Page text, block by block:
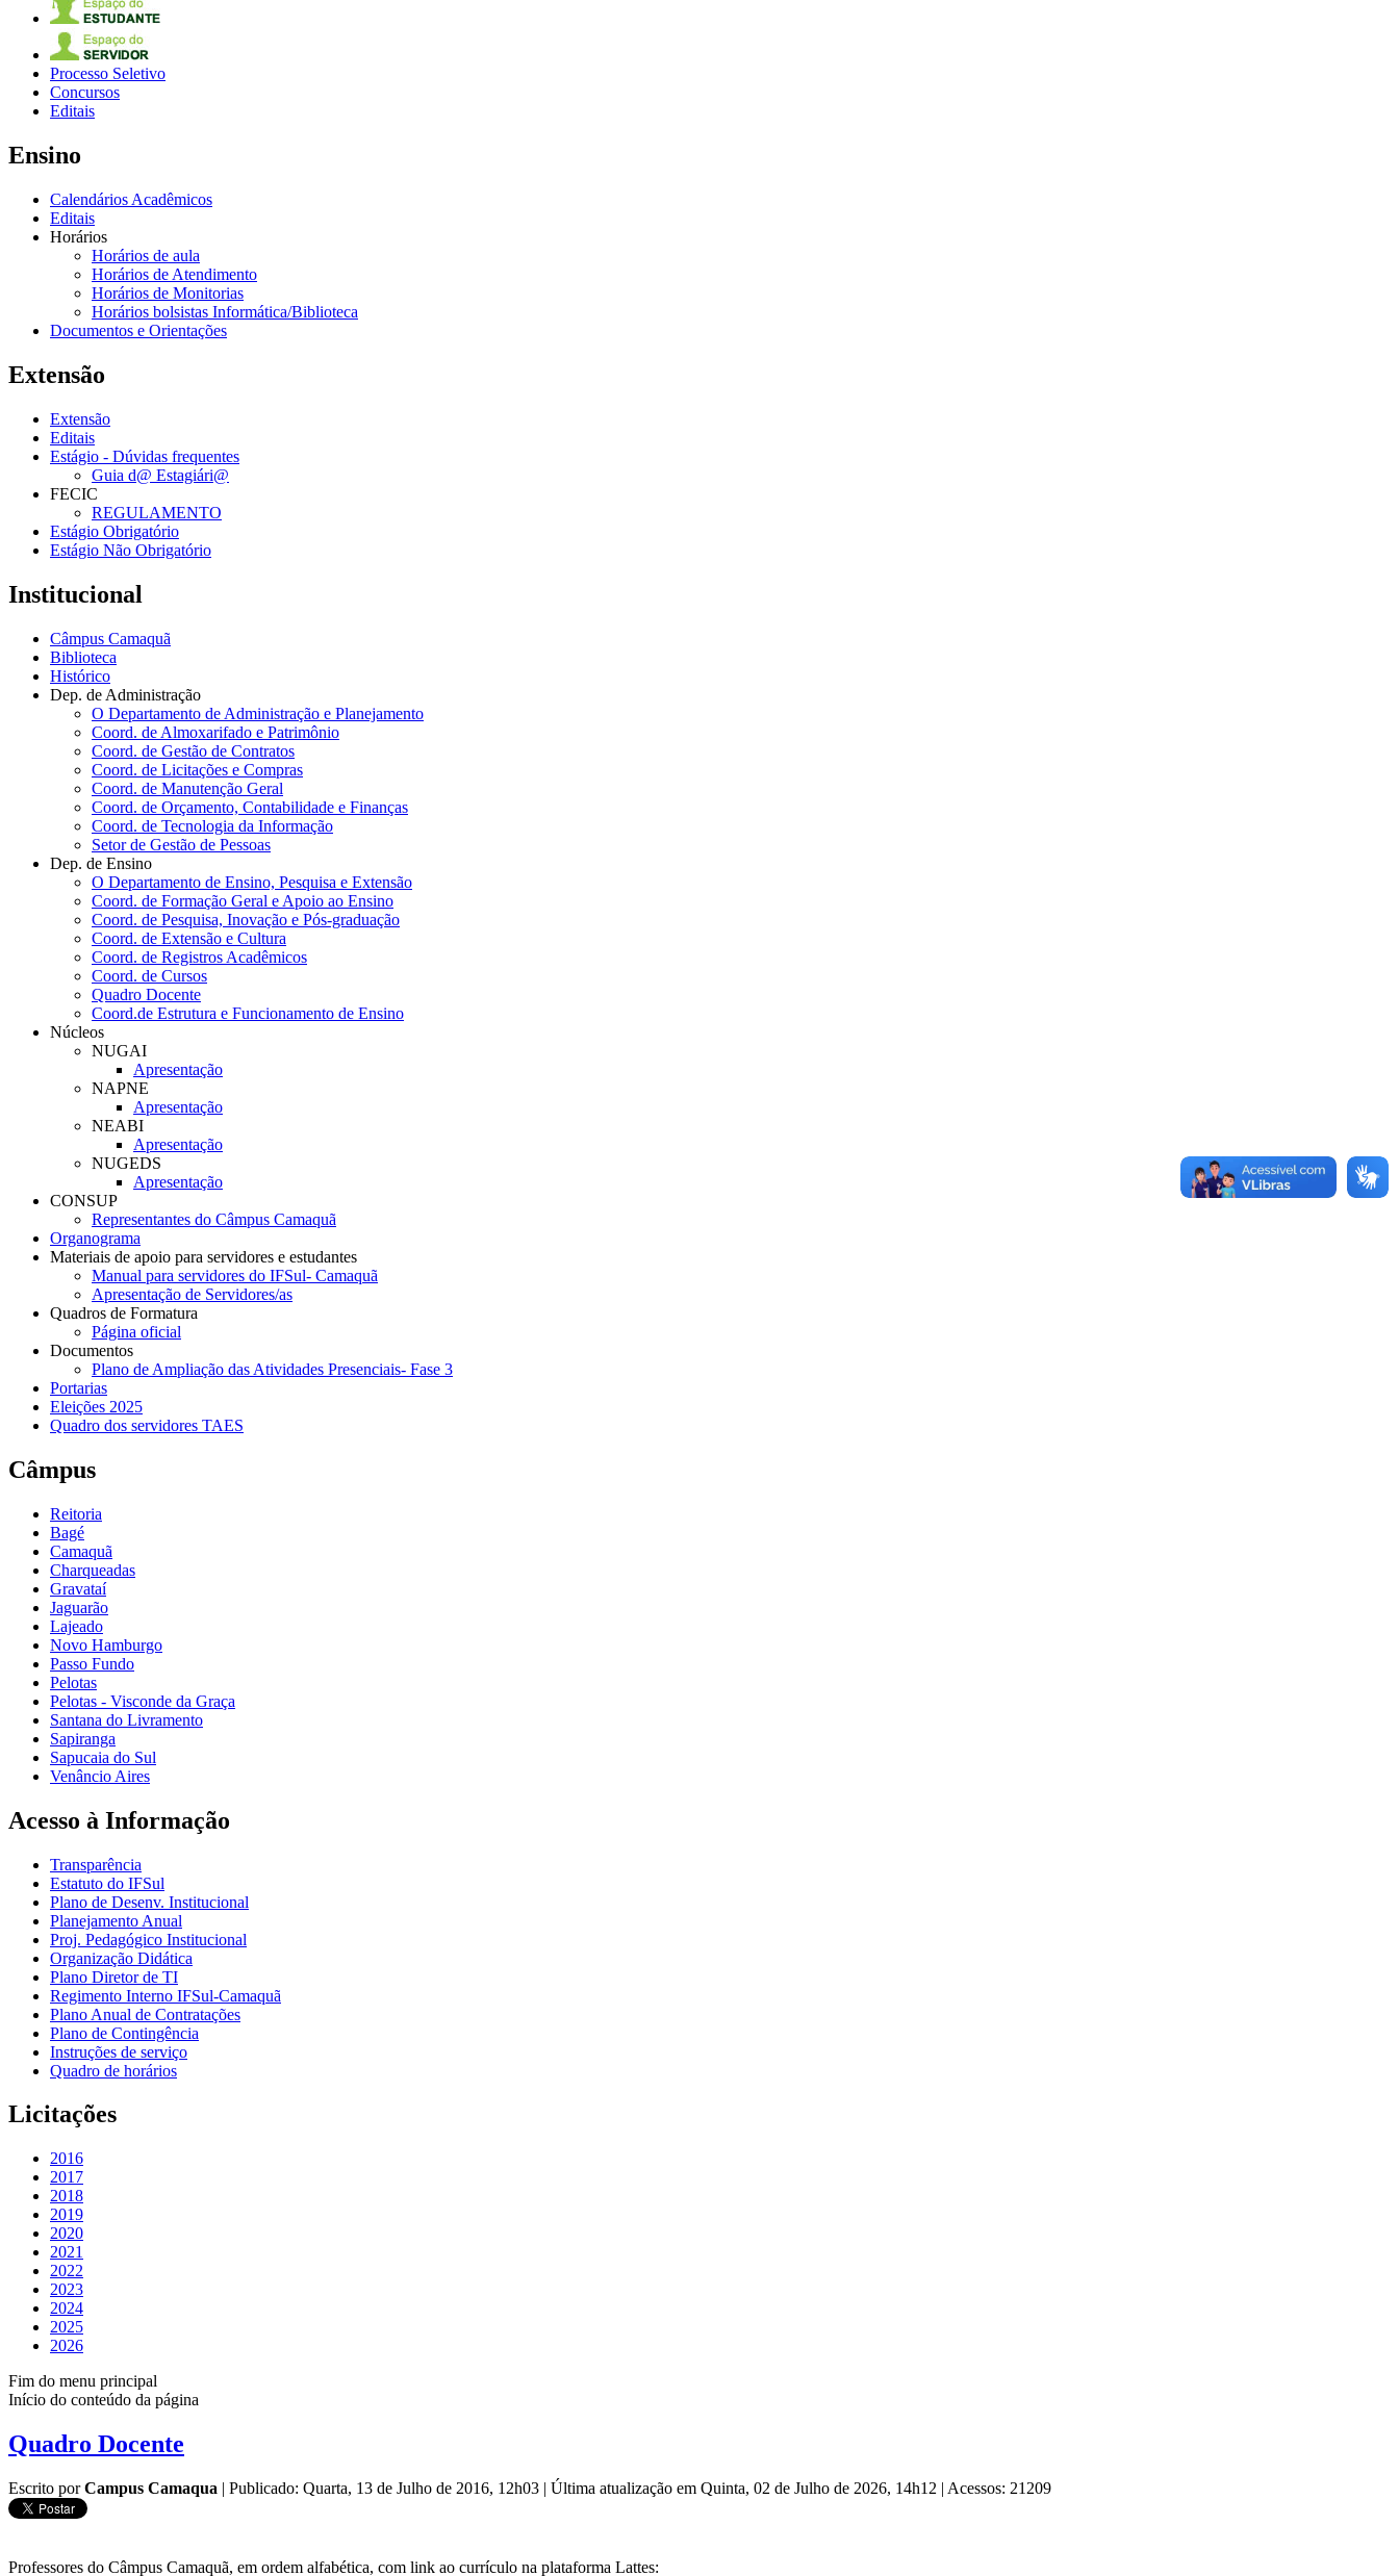
Processo Seletivo
Concursos
Editais
Ensino
Calendários Acadêmicos
Editais
Horários
Horários de aula
Horários de Atendimento
Horários de Monitorias
Horários bolsistas Informática/Biblioteca
Documentos e Orientações
Extensão
Extensão
Editais
Estágio - Dúvidas frequentes
Guia d@ Estagiári@
FECIC
REGULAMENTO
Estágio Obrigatório
Estágio Não Obrigatório
Institucional
Câmpus Camaquã
Biblioteca
Histórico
Dep. de Administração
O Departamento de Administração e Planejamento
Coord. de Almoxarifado e Patrimônio
Coord. de Gestão de Contratos
Coord. de Licitações e Compras
Coord. de Manutenção Geral
Coord. de Orçamento, Contabilidade e Finanças
Coord. de Tecnologia da Informação
Setor de Gestão de Pessoas
Dep. de Ensino
O Departamento de Ensino, Pesquisa e Extensão
Coord. de Formação Geral e Apoio ao Ensino
Coord. de Pesquisa, Inovação e Pós-graduação
Coord. de Extensão e Cultura
Coord. de Registros Acadêmicos
Coord. de Cursos
Quadro Docente
Coord.de Estrutura e Funcionamento de Ensino
Núcleos
NUGAI
Apresentação
NAPNE
Apresentação
NEABI
Apresentação
NUGEDS
Apresentação
CONSUP
Representantes do Câmpus Camaquã
Organograma
Materiais de apoio para servidores e estudantes
Manual para servidores do IFSul- Camaquã
Apresentação de Servidores/as
Quadros de Formatura
Página oficial
Documentos
Plano de Ampliação das Atividades Presenciais- Fase 3
Portarias
Eleições 2025
Quadro dos servidores TAES
Câmpus
Reitoria
Bagé
Camaquã
Charqueadas
Gravataí
Jaguarão
Lajeado
Novo Hamburgo
Passo Fundo
Pelotas
Pelotas - Visconde da Graça
Santana do Livramento
Sapiranga
Sapucaia do Sul
Venâncio Aires
Acesso à Informação
Transparência
Estatuto do IFSul
Plano de Desenv. Institucional
Planejamento Anual
Proj. Pedagógico Institucional
Organização Didática
Plano Diretor de TI
Regimento Interno IFSul-Camaquã
Plano Anual de Contratações
Plano de Contingência
Instruções de serviço
Quadro de horários
Licitações
2016
2017
2018
2019
2020
2021
2022
2023
2024
2025
2026
Fim do menu principal
Início do conteúdo da página
Quadro Docente
Escrito porCampus Camaqua | Publicado: Quarta, 13 de Julho de 2016, 12h03 | Última atualização em Quinta, 02 de Julho de 2026, 14h12 | Acessos: 21209
Professores do Câmpus Camaquã, em ordem alfabética, com link ao currículo na plataforma Lattes: